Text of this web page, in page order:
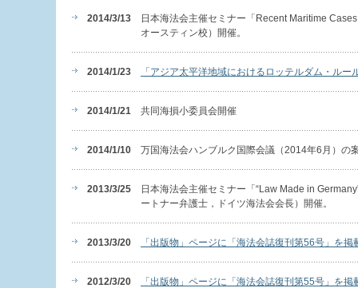
2014/3/13
日本海法会主催セミナー「Recent Maritime
オースティン校）開催。
2014/1/23 「アジア太平洋地域におけるロッテルダム・ル
2014/1/21 共同海損小委員会開催
2014/1/10 万国海法会ハンブルク国際会議（2014年6月）の
2013/3/25
日本海法会主催セミナー「“Law Made in
ートナー弁護士，ドイツ海法会会長）開催。
2013/3/20 「出版物」ページに「海法会誌復刊第56号」を掲
2012/3/20 「出版物」ページに「海法会誌復刊第55号」を掲